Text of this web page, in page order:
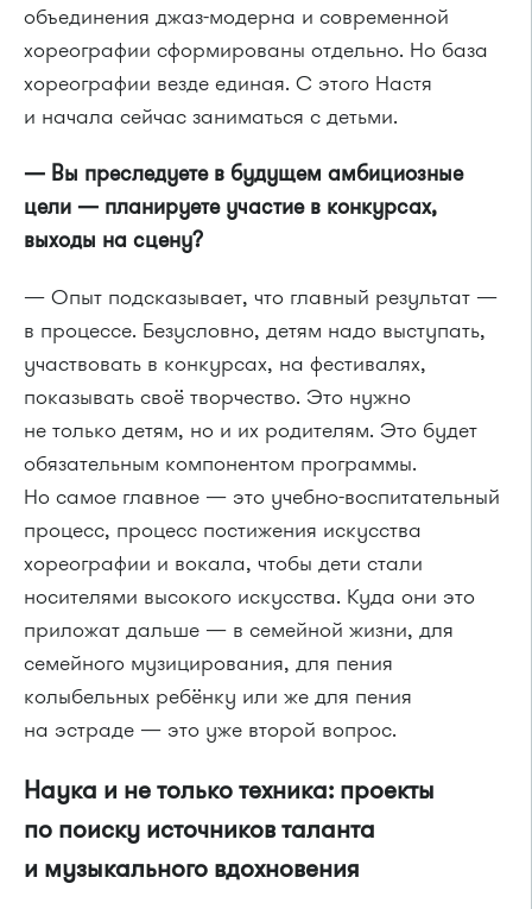
объединения джаз-модерна и современной
хореографии сформированы отдельно. Но база
хореографии везде единая. С этого Настя
и начала сейчас заниматься с детьми.
— Вы преследуете в будущем амбициозные
цели — планируете участие в конкурсах,
выходы на сцену?
— Опыт подсказывает, что главный результат —
в процессе. Безусловно, детям надо выступать,
участвовать в конкурсах, на фестивалях,
показывать своё творчество. Это нужно
не только детям, но и их родителям. Это будет
обязательным компонентом программы.
Но самое главное — это учебно-воспитательный
процесс, процесс постижения искусства
хореографии и вокала, чтобы дети стали
носителями высокого искусства. Куда они это
приложат дальше — в семейной жизни, для
семейного музицирования, для пения
колыбельных ребёнку или же для пения
на эстраде — это уже второй вопрос.
Наука и не только техника: проекты
по поиску источников таланта
и музыкального вдохновения